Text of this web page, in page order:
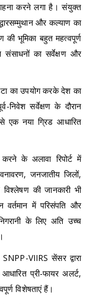
करने लगा है। संयुक्त
और कल्याण का
की भूमिका बहुत महत्वपूर्ण
का सर्वेक्षण और
का उपयोग करके देश का
निवेश सर्वेक्षण के दौरान
नया ग्रिड आधारित
के अलावा रिपोर्ट में
जनजातीय जिलों,
विश्लेषण की जानकारी भी
में परिसंपति और
के लिए अति उच्च
VIIRS सेंसर द्वारा
प्री-फायर अलर्ट,
विशेषताएं हैं।